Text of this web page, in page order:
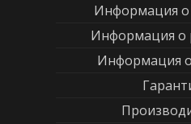
Информация о
Информация о
Информация